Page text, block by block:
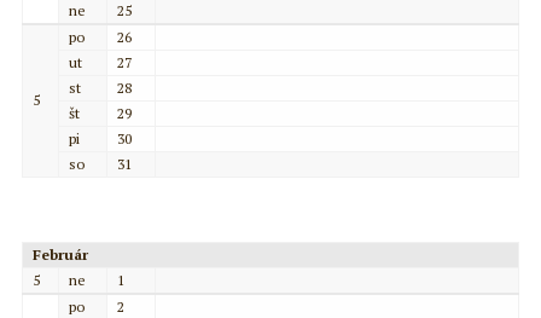
ne
25
5
po
26
ut
27
st
28
št
29
pi
30
so
31
Február
5
ne 1
po
2